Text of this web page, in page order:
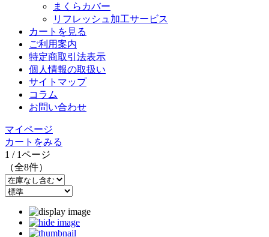
まくらカバー
リフレッシュ加工サービス
カートを見る
ご利用案内
特定商取引法表示
個人情報の取扱い
サイトマップ
コラム
お問い合わせ
マイページ
カートをみる
1 / 1ページ
（全8件）